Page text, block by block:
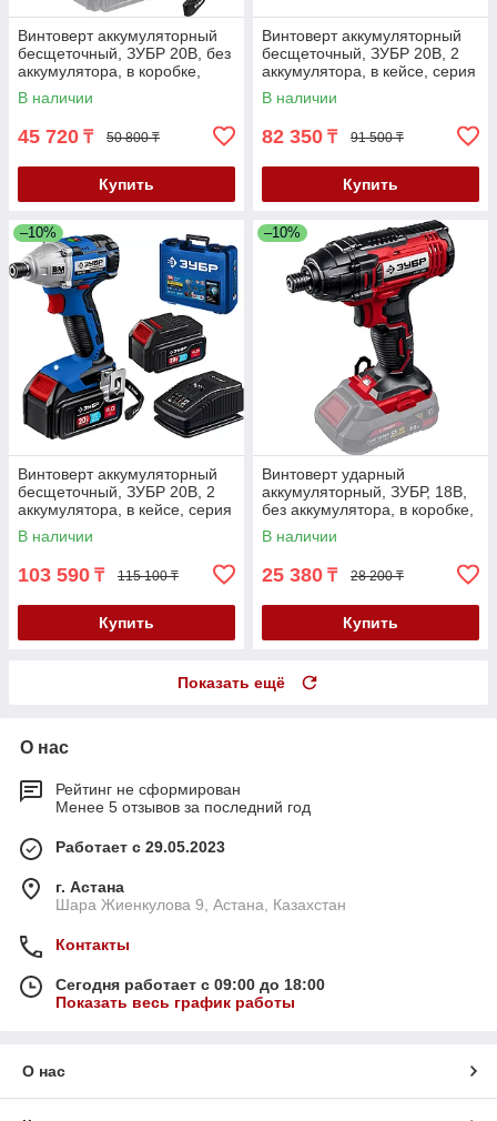
Винтоверт аккумуляторный
бесщеточный, ЗУБР 20В, без
аккумулятора, в коробке,
серия "Профессионал" (GVB-
250)
В наличии
45 720 ₸ 50 800 ₸
Купить
Винтоверт аккумуляторный
бесщеточный, ЗУБР 20В, 2
аккумулятора, в кейсе, серия
"Профессионал" (GVB-250-
22)
В наличии
82 350 ₸ 91 500 ₸
Купить
–10%
Винтоверт аккумуляторный
бесщеточный, ЗУБР 20В, 2
аккумулятора, в кейсе, серия
"Профессионал" (GVB-250-
42)
В наличии
103 590 ₸ 115 100 ₸
Купить
–10%
Винтоверт ударный
аккумуляторный, ЗУБР, 18В,
без аккумулятора, в коробке,
серия "Мастер" (ГВЛ-255)
В наличии
25 380 ₸ 28 200 ₸
Купить
Показать ещё
О нас
Рейтинг не сформирован
Менее 5 отзывов за последний год
Работает с 29.05.2023
г. Астана
Шара Жиенкулова 9, Астана, Казахстан
Контакты
Сегодня работает с 09:00 до 18:00
Показать весь график работы
О нас